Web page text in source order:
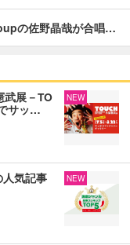
の佐野晶哉が合唱…
武展－TO
サッ…
NEW
人気記事
NEW